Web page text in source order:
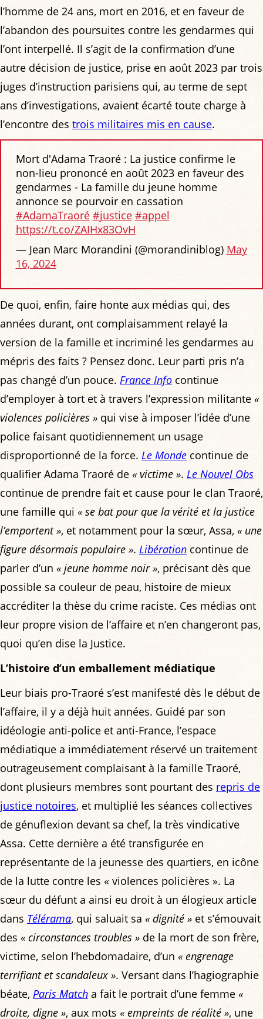
l’homme de 24 ans, mort en 2016, et en faveur de
l’abandon des poursuites contre les gendarmes qui
l’ont interpellé. Il s’agit de la confirmation d’une
autre décision de justice, prise en août 2023 par trois
juges d’instruction parisiens qui, au terme de sept
ans d’investigations, avaient écarté toute charge à
l’encontre des trois militaires mis en cause.
Mort d'Adama Traoré : La justice confirme le
non-lieu prononcé en août 2023 en faveur des
gendarmes - La famille du jeune homme
annonce se pourvoir en cassation
#AdamaTraoré #justice #appel
https://t.co/ZAIHx83OvH
— Jean Marc Morandini (@morandiniblog) May
16, 2024
De quoi, enfin, faire honte aux médias qui, des
années durant, ont complaisamment relayé la
version de la famille et incriminé les gendarmes au
mépris des faits ? Pensez donc. Leur parti pris n’a
pas changé d’un pouce. France Info continue
d’employer à tort et à travers l’expression militante «
violences policières » qui vise à imposer l’idée d’une
police faisant quotidiennement un usage
disproportionné de la force. Le Monde continue de
qualifier Adama Traoré de « victime ». Le Nouvel Obs
continue de prendre fait et cause pour le clan Traoré,
une famille qui « se bat pour que la vérité et la justice
l’emportent », et notamment pour la sœur, Assa, « une
figure désormais populaire ». Libération continue de
parler d’un « jeune homme noir », précisant dès que
possible sa couleur de peau, histoire de mieux
accréditer la thèse du crime raciste. Ces médias ont
leur propre vision de l’affaire et n’en changeront pas,
quoi qu’en dise la Justice.
L’histoire d’un emballement médiatique
Leur biais pro-Traoré s’est manifesté dès le début de
l’affaire, il y a déjà huit années. Guidé par son
idéologie anti-police et anti-France, l’espace
médiatique a immédiatement réservé un traitement
outrageusement complaisant à la famille Traoré,
dont plusieurs membres sont pourtant des repris de
justice notoires, et multiplié les séances collectives
de génuflexion devant sa chef, la très vindicative
Assa. Cette dernière a été transfigurée en
représentante de la jeunesse des quartiers, en icône
de la lutte contre les « violences policières ». La
sœur du défunt a ainsi eu droit à un élogieux article
dans Télérama, qui saluait sa « dignité » et s’émouvait
des « circonstances troubles » de la mort de son frère,
victime, selon l’hebdomadaire, d’un « engrenage
terrifiant et scandaleux ». Versant dans l’hagiographie
béate, Paris Match a fait le portrait d’une femme «
droite, digne », aux mots « empreints de réalité », une